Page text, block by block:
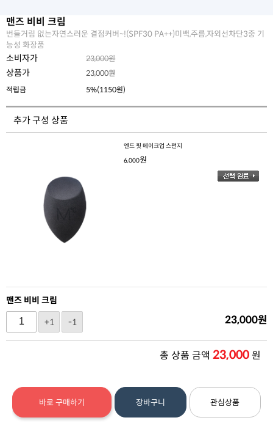
맨즈 비비 크림
번들거림 없는자연스러운 결점커버~!(SPF30 PA++)미백,주름,자외선차단3중 기
능성 화장품
소비자가 23,000원
상품가 23,000원
적립금
5%(1150원)
추가 구성 상품
엔드 핏 메이크업 스펀지
6,000원
맨즈 비비 크림
+1
-1 23,000원
총 상품 금액 23,000원
바로 구매하기 장바구니 관심상품